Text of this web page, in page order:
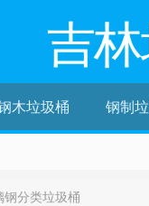
吉
木垃圾桶 钢制
分类垃圾桶